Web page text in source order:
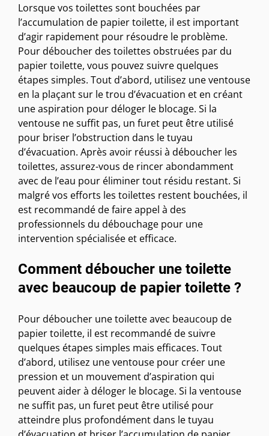
Lorsque vos toilettes sont bouchées par
l’accumulation de papier toilette, il est important
d’agir rapidement pour résoudre le problème.
Pour déboucher des toilettes obstruées par du
papier toilette, vous pouvez suivre quelques
étapes simples. Tout d’abord, utilisez une ventouse
en la plaçant sur le trou d’évacuation et en créant
une aspiration pour déloger le blocage. Si la
ventouse ne suffit pas, un furet peut être utilisé
pour briser l’obstruction dans le tuyau
d’évacuation. Après avoir réussi à déboucher les
toilettes, assurez-vous de rincer abondamment
avec de l’eau pour éliminer tout résidu restant. Si
malgré vos efforts les toilettes restent bouchées, il
est recommandé de faire appel à des
professionnels du débouchage pour une
intervention spécialisée et efficace.
Comment déboucher une toilette
avec beaucoup de papier toilette ?
Pour déboucher une toilette avec beaucoup de
papier toilette, il est recommandé de suivre
quelques étapes simples mais efficaces. Tout
d’abord, utilisez une ventouse pour créer une
pression et un mouvement d’aspiration qui
peuvent aider à déloger le blocage. Si la ventouse
ne suffit pas, un furet peut être utilisé pour
atteindre plus profondément dans le tuyau